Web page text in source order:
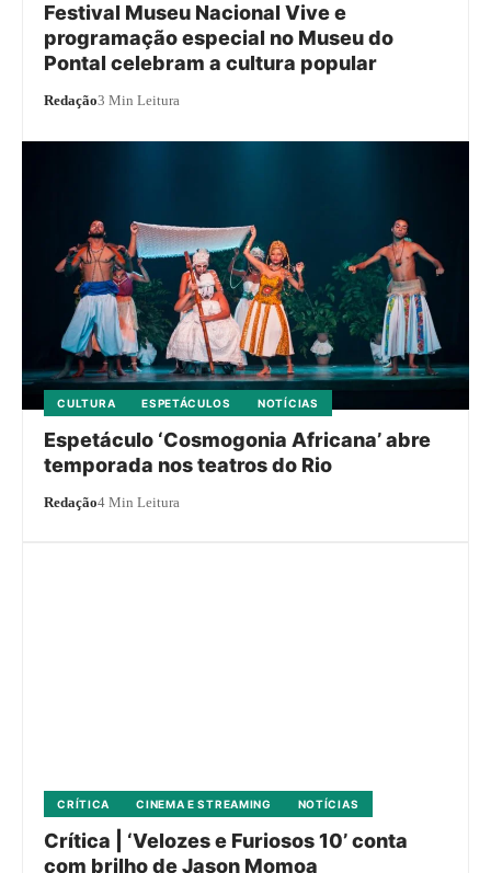
Festival Museu Nacional Vive e
programação especial no Museu do
Pontal celebram a cultura popular
Redação3 Min Leitura
CULTURA ESPETÁCULOS NOTÍCIAS
Espetáculo ‘Cosmogonia Africana’ abre
temporada nos teatros do Rio
Redação4 Min Leitura
CRÍTICA CINEMA E STREAMING NOTÍCIAS
Crítica | ‘Velozes e Furiosos 10’ conta
com brilho de Jason Momoa